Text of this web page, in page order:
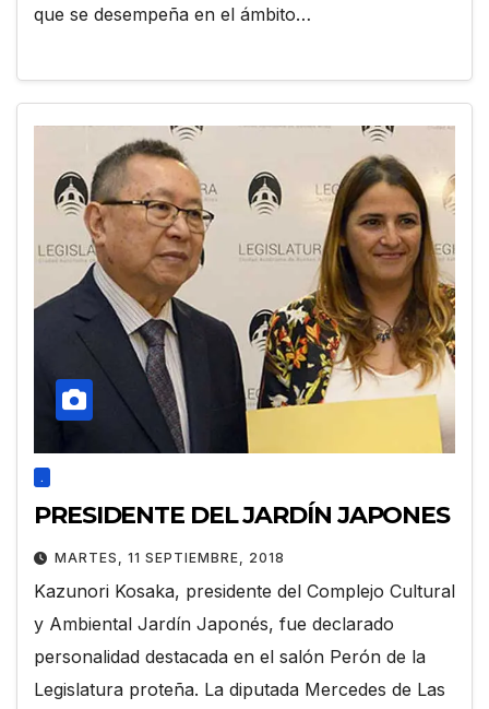
que se desempeña en el ámbito…
.
PRESIDENTE DEL JARDÍN JAPONES
MARTES, 11 SEPTIEMBRE, 2018
Kazunori Kosaka, presidente del Complejo Cultural
y Ambiental Jardín Japonés, fue declarado
personalidad destacada en el salón Perón de la
Legislatura proteña. La diputada Mercedes de Las